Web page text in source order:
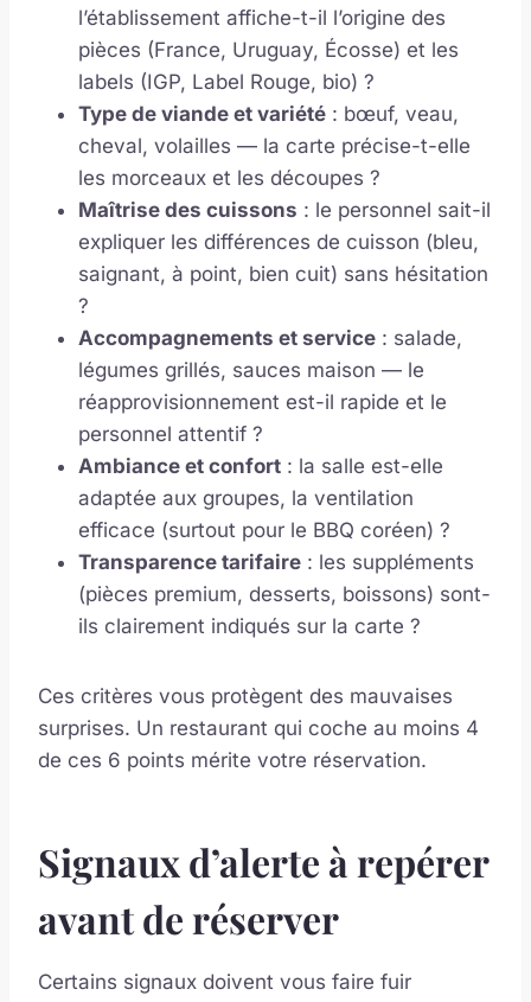
l’établissement affiche-t-il l’origine des
pièces (France, Uruguay, Écosse) et les
labels (IGP, Label Rouge, bio) ?
Type de viande et variété : bœuf, veau,
cheval, volailles — la carte précise-t-elle
les morceaux et les découpes ?
Maîtrise des cuissons : le personnel sait-il
expliquer les différences de cuisson (bleu,
saignant, à point, bien cuit) sans hésitation
?
Accompagnements et service : salade,
légumes grillés, sauces maison — le
réapprovisionnement est-il rapide et le
personnel attentif ?
Ambiance et confort : la salle est-elle
adaptée aux groupes, la ventilation
efficace (surtout pour le BBQ coréen) ?
Transparence tarifaire : les suppléments
(pièces premium, desserts, boissons) sont-
ils clairement indiqués sur la carte ?
Ces critères vous protègent des mauvaises
surprises. Un restaurant qui coche au moins 4
de ces 6 points mérite votre réservation.
Signaux d’alerte à repérer
avant de réserver
Certains signaux doivent vous faire fuir